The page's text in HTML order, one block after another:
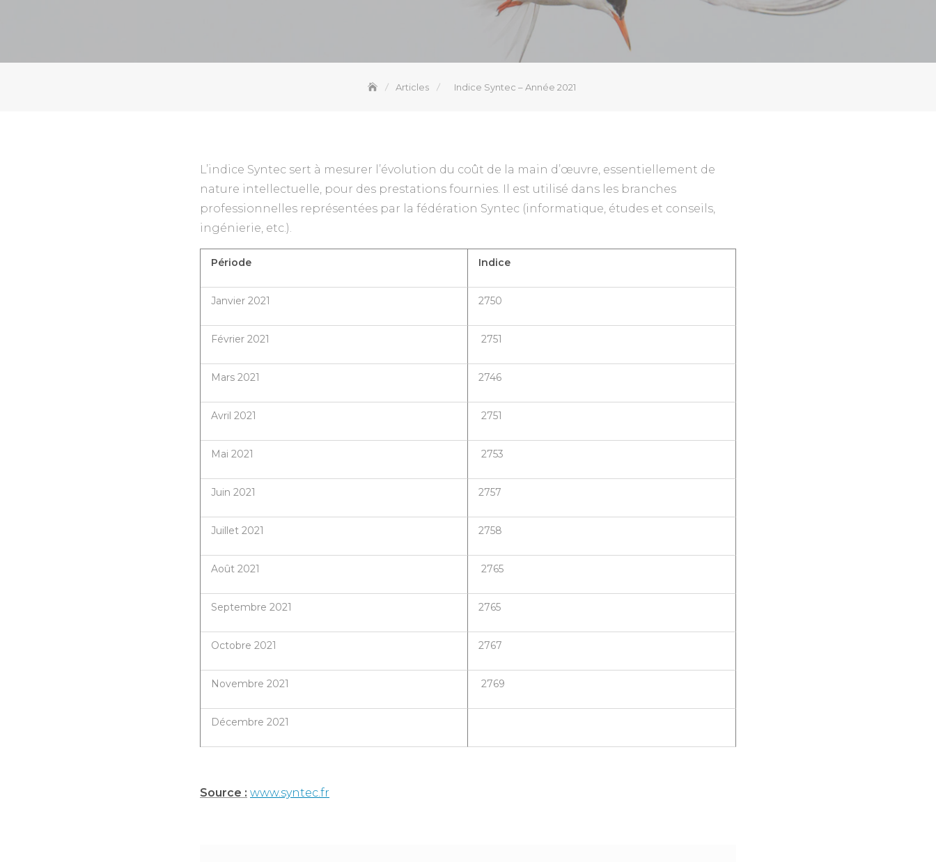
Articles Indice Syntec – Année 2021
L’indice Syntec sert à mesurer l’évolution du coût de la main d’œuvre, essentiellement de
nature intellectuelle, pour des prestations fournies. Il est utilisé dans les branches
professionnelles représentées par la fédération Syntec (informatique, études et conseils,
ingénierie, etc.).
Période Indice
Janvier 2021 2750
Février 2021 2751
Mars 2021 2746
Avril 2021 2751
Mai 2021 2753
Juin 2021 2757
Juillet 2021 2758
Août 2021 2765
Septembre 2021 2765
Octobre 2021 2767
Novembre 2021 2769
Décembre 2021
Source : www.syntec.fr